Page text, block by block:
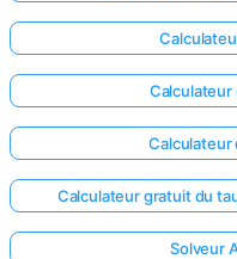
Calculateur
Calculateur
Calculateur gratuit du
Solveur